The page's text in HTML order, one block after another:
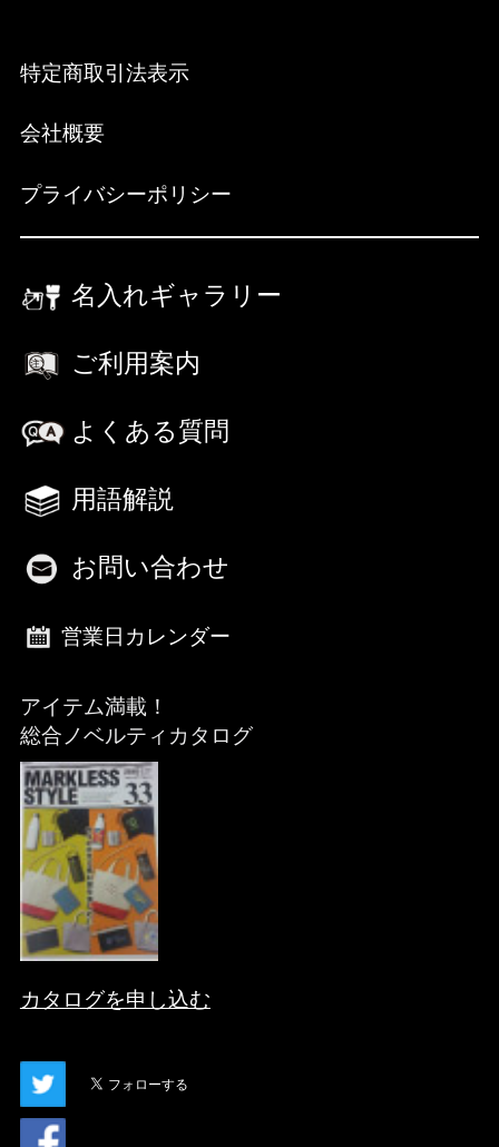
特定商取引法表示
会社概要
プライバシーポリシー
名入れギャラリー
ご利用案内
よくある質問
用語解説
お問い合わせ
営業日カレンダー
アイテム満載！
総合ノベルティカタログ
カタログを申し込む